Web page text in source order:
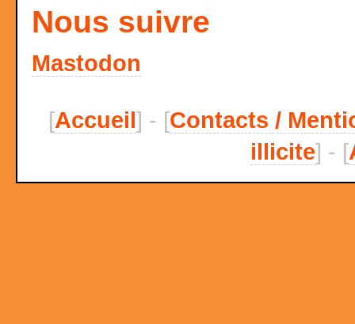
Nous suivre
Mastodon
[Accueil] - [Contacts /
illicite] - [